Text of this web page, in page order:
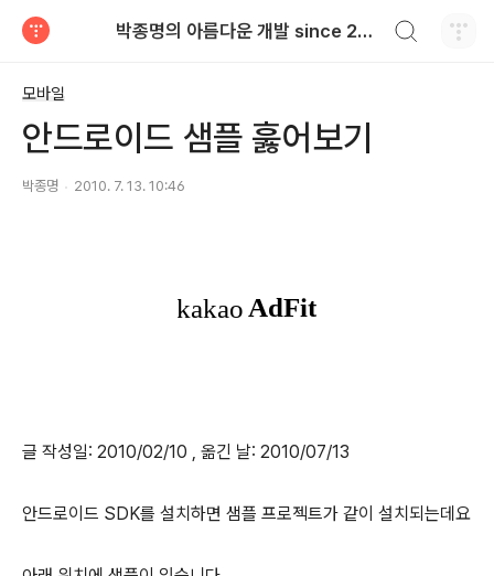
박종명의 아름다운 개발 since 2010.06
모바일
안드로이드 샘플 훓어보기
박종명 2010. 7. 13. 10:46
글 작성일: 2010/02/10 , 옮긴 날: 2010/07/13
안드로이드 SDK를 설치하면 샘플 프로젝트가 같이 설치되는데요